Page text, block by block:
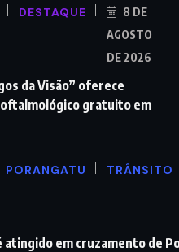
DESTAQUE
8 DE
AGOSTO
DE 2026
da Visão” oferece
gratuito em
PORANGATU TRÂNSITO
atingido em cruzamento de